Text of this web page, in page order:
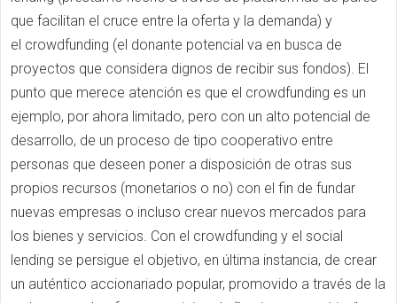
que facilitan el cruce entre la oferta y la demanda) y
el crowdfunding (el donante potencial va en busca de
proyectos que considera dignos de recibir sus fondos). El
punto que merece atención es que el crowdfunding es un
ejemplo, por ahora limitado, pero con un alto potencial de
desarrollo, de un proceso de tipo cooperativo entre
personas que deseen poner a disposición de otras sus
propios recursos (monetarios o no) con el fin de fundar
nuevas empresas o incluso crear nuevos mercados para
los bienes y servicios. Con el crowdfunding y el social
lending se persigue el objetivo, en última instancia, de crear
un auténtico accionariado popular, promovido a través de la